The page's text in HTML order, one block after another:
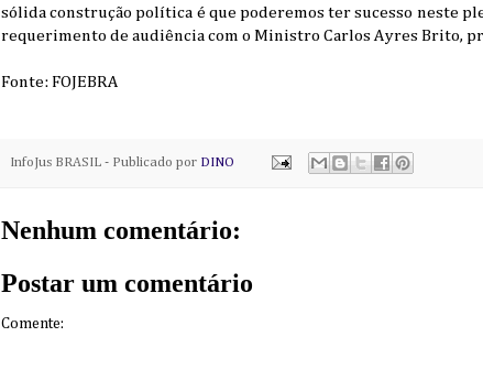
sólida construção política é que poderemos ter sucesso neste
requerimento de audiência com o Ministro Carlos Ayres Brito,
Fonte: FOJEBRA
InfoJus BRASIL - Publicado por DINO
Nenhum comentário:
Postar um comentário
Comente: